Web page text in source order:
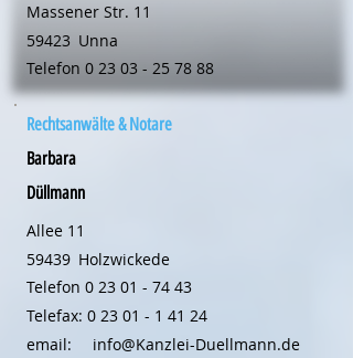
Massener Str. 11
59423 Unna
Telefon 0 23 03 - 25 78 88
Rechtsanwälte & Notare
Barbara
Düllmann
Allee 11
59439 Holzwickede
Telefon 0 23 01 - 74 43
Telefax: 0 23 01 - 1 41 24
email:
info@Kanzlei-Duellmann.de